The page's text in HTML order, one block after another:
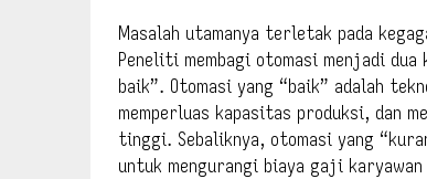
Masalah utamanya terletak pada
Peneliti membagi otomasi menjadi
baik”. Otomasi yang “baik” adalah
memperluas kapasitas produksi, dan
tinggi. Sebaliknya, otomasi yang
untuk mengurangi biaya gaji